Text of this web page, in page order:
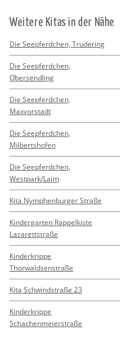
Wei­te­re Kitas in der Nähe
Die Seepferdchen, Trudering
Die Seepferdchen,
Obersendling
Die Seepferdchen,
Maxvorstadt
Die Seepferdchen,
Milbertshofen
Die Seepferdchen,
Westpark/Laim
Kita Nymphenburger Straße
Kindergarten Rappelkiste
Lazarettstraße
Kinderkrippe
Thorwaldsenstraße
Kita Schwindstraße 23
Kinderkrippe
Schachenmeierstraße